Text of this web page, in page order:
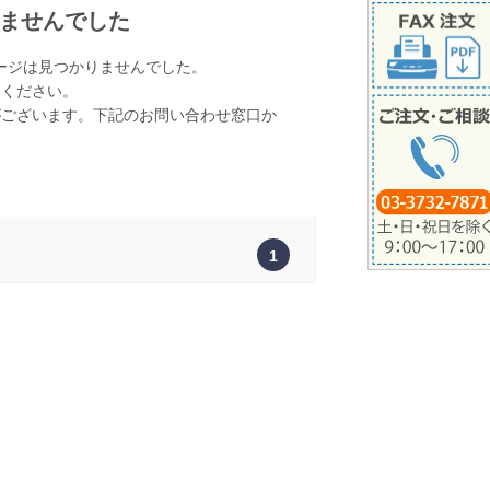
せんでした
は見つかりませんでした。
ださい。
ざいます。下記のお問い合わせ窓口か
1